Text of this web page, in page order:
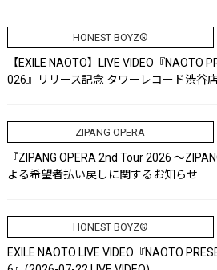
HONEST BOYZ®
【EXILE NAOTO】LIVE VIDEO『NAOTO
026』リリース記念 タワーレコード渋谷
ZIPANG OPERA
『ZIPANG OPERA 2nd Tour 2026 ～
よる希望者払い戻しに関するお知らせ
HONEST BOYZ®
EXILE NAOTO LIVE VIDEO『NAOTO